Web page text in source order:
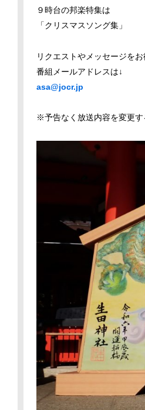
９時台の邦楽特集は
「クリスマスソング集」
リクエストやメッセージをお
番組メールアドレスは↓
asa@jocr.jp
※予告なく放送内容を変更す